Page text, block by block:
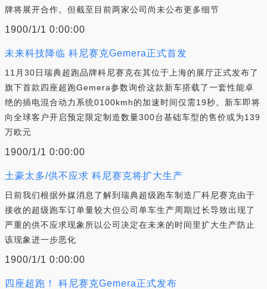
牌将展开合作。但截至目前两家公司尚未公布更多细节
1900/1/1 0:00:00
未来科技降临 科尼赛克Gemera正式首发
11月30日瑞典超跑品牌科尼赛克在其位于上海的展厅正式发布了
旗下首款四座超跑Gemera参数询价这款新车搭载了一套性能卓
绝的插电混合动力系统0100kmh的加速时间仅需19秒。新车即将
向全球客户开启预定限定制造数量300台基础车型的售价或为139
万欧元
1900/1/1 0:00:00
土豪太多/供不应求 科尼赛克将扩大生产
日前我们根据外媒消息了解到瑞典超级跑车制造厂科尼赛克由于
接收的超级跑车订单量较大但公司单车生产周期过长导致出现了
严重的供不应求现象所以公司决定在未来的时间里扩大生产防止
该现象进一步恶化
1900/1/1 0:00:00
四座超跑！ 科尼赛克Gemera正式发布